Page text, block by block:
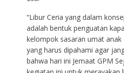
“Libur Ceria yang dalam
adalah bentuk penguatan
kelompok sasaran umat anak
yang harus dipahami agar
bahwa hari ini Jemaat GPM